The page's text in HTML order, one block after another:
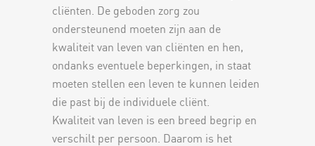
cliënten. De geboden zorg zou
ondersteunend moeten zijn aan de
kwaliteit van leven van cliënten en hen,
ondanks eventuele beperkingen, in staat
moeten stellen een leven te kunnen leiden
die past bij de individuele cliënt.
Kwaliteit van leven is een breed begrip en
verschilt per persoon. Daarom is het